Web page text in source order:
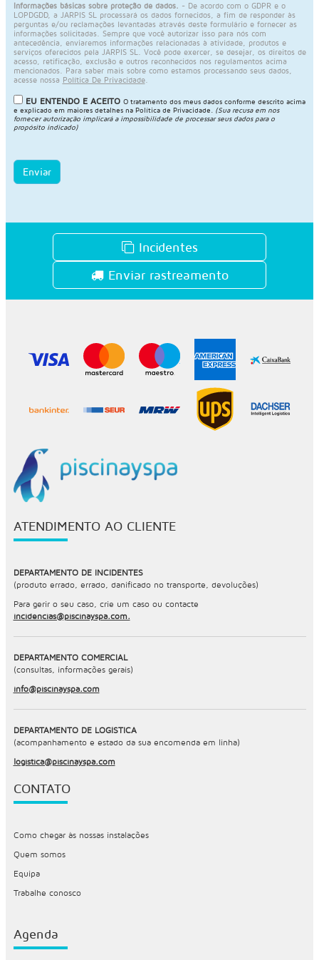
Informações básicas sobre proteção de dados. - De acordo com o GDPR e o
LOPDGDD, a JARPIS SL processará os dados fornecidos, a fim de responder às
perguntas e/ou reclamações levantadas através deste formulário e fornecer as
informações solicitadas. Sempre que você autorizar isso para nós com
antecedência, enviaremos informações relacionadas à atividade, produtos e
serviços oferecidos pela JARPIS SL. Você pode exercer, se desejar, os direitos de
acesso, retificação, exclusão e outros reconhecidos nos regulamentos acima
mencionados. Para saber mais sobre como estamos processando seus dados,
acesse nossa Política De Privacidade.
EU ENTENDO E ACEITO O tratamento dos meus dados conforme descrito acima
e explicado em maiores detalhes na Política de Privacidade
(Sua recusa em nos
fornecer autorização implicará a impossibilidade de processar seus dados para o
propósito indicado)
Enviar
Incidentes
Enviar rastreamento
ATENDIMENTO AO CLIENTE
DEPARTAMENTO DE INCIDENTES
(produto errado, errado, danificado no transporte, devoluções)
Para gerir o seu caso, crie um caso ou contacte
incidencias@piscinayspa.com.
DEPARTAMENTO COMERCIAL
(consultas, informações gerais)
info@piscinayspa.com
DEPARTAMENTO DE LOGÍSTICA
(acompanhamento e estado da sua encomenda em linha)
logistica@piscinayspa.com
CONTATO
Como chegar às nossas instalações
Quem somos
Equipa
Trabalhe conosco
Agenda